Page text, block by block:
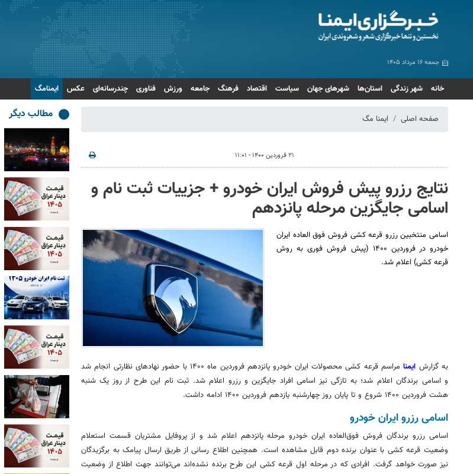
جمعه ۱۶ مرداد ۱۴۰۵
خانه شهر زندگی استان‌ها شهرهای جهان سیاست اقتصاد فرهنگ جامعه ورزش فناوری چندرسانه‌ای عکس ایمنامگ
صفحه اصلی ایمنا مگ
۲۱ فروردین ۱۴۰۰ - ۱۱:۰۱
نتایج رزرو پیش فروش ایران خودرو + جزییات ثبت نام و
اسامی جایگزین مرحله پانزدهم
اسامی منتخبین رزرو قرعه کشی فروش فوق العاده ایران
خودرو در فروردین ۱۴۰۰ (پیش فروش فوری به روش
قرعه کشی) اعلام شد.
به گزارش ایمنا
مراسم قرعه کشی محصولات ایران خودرو پانزدهم فروردین ماه ۱۴۰۰ با حضور نهادهای نظارتی انجام شد
و اسامی برندگان اعلام شد؛ به تازگی نیز اسامی افراد جایگزین و رزرو اعلام شد. ثبت نام این طرح از روز یک شنبه
هشت فروردین ۱۴۰۰ شروع و تا پایان روز چهارشنبه یازدهم فروردین ۱۴۰۰ ادامه داشت.
اسامی رزرو ایران خودرو
اسامی رزرو برندگان فروش فوق‌العاده ایران خودرو مرحله پانزدهم اعلام شد و از پروفایل مشتریانقسمت استعلام
وضعیت قرعه کشی با عنوان برنده دوم قابل مشاهده است. همچنین اطلاع رسانی از طریق ارسال پیامک به برگزیدگان
نیز صورت خواهد گرفت. افرادی که در مرحله اول قرعه کشی این طرح برنده نشده‌اند می‌توانند جهت اطلاعاز وضعیت
مطالب دیگر